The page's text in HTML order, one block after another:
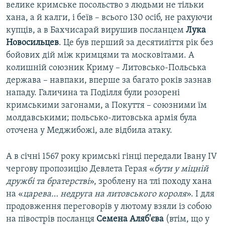
велике кримське посольство з людьми не тільки
хана, а й калги, і беїв – всього 130 осіб, не рахуючи
купців, а в Бахчисарай вирушив посланцем Лука
Новосильцев. Це був перший за десятиліття рік без
бойових дій між кримцями та московітами. А
колишній союзник Криму – Литовсько-Польська
держава – навпаки, вперше за багато років зазнав
нападу. Галичина та Поділля були розорені
кримськими загонами, а Покуття – союзними їм
молдавськими; польсько-литовська армія була
оточена у Меджибожі, але відбила атаку.
А в січні 1567 року кримські гінці передали Івану IV
чергову пропозицію Девлета Герая «бути у міцній
дружбі та братерстві», зроблену на тлі походу хана
на «царева… недруга на литовського короля». І для
продовження переговорів у лютому взяли із собою
на півострів посланця Семена Аляб'єва (втім, що у